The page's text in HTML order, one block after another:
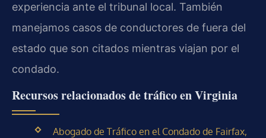
experiencia ante el tribunal local. También
manejamos casos de conductores de fuera del
estado que son citados mientras viajan por el
condado.
Recursos relacionados de tráfico en Virginia
Abogado de Tráfico en el Condado de Fairfax,